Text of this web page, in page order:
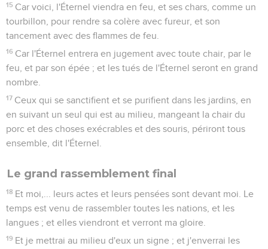
15 Car voici, l'Éternel viendra en feu, et ses chars, comme un
tourbillon, pour rendre sa colère avec fureur, et son
tancement avec des flammes de feu.
16 Car l'Éternel entrera en jugement avec toute chair, par le
feu, et par son épée ; et les tués de l'Éternel seront en grand
nombre.
17 Ceux qui se sanctifient et se purifient dans les jardins, en
en suivant un seul qui est au milieu, mangeant la chair du
porc et des choses exécrables et des souris, périront tous
ensemble, dit l'Éternel.
Le grand rassemblement final
18 Et moi,... leurs actes et leurs pensées sont devant moi. Le
temps est venu de rassembler toutes les nations, et les
langues ; et elles viendront et verront ma gloire.
19 Et je mettrai au milieu d'eux un signe ; et j'enverrai les